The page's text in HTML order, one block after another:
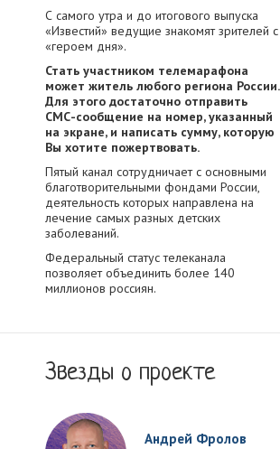
С самого утра и до итогового выпуска
«Известий» ведущие знакомят зрителей с
«героем дня».
Стать участником телемарафона
может житель любого региона России.
Для этого достаточно отправить
СМС-сообщение на номер, указанный
на экране, и написать сумму, которую
Вы хотите пожертвовать.
Пятый канал сотрудничает с основными
благотворительными фондами России,
деятельность которых направлена на
лечение самых разных детских
заболеваний.
Федеральный статус телеканала
позволяет объединить более 140
миллионов россиян.
Звезды о проекте
Андрей Фролов